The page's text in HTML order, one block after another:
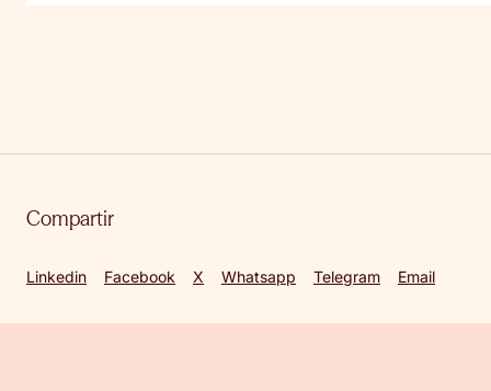
Compartir
Linkedin Facebook X Whatsapp Telegram Email